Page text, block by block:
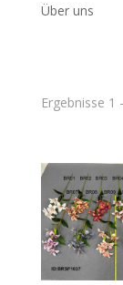
Über uns
Ergebnisse